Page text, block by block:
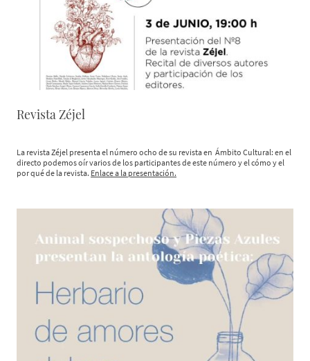
Revista Zéjel
La revista Zéjel presenta el número ocho de su revista en Ámbito Cultural: en el
directo podemos oír varios de los participantes de este número y el cómo y el
por qué de la revista. Enlace a la presentación.